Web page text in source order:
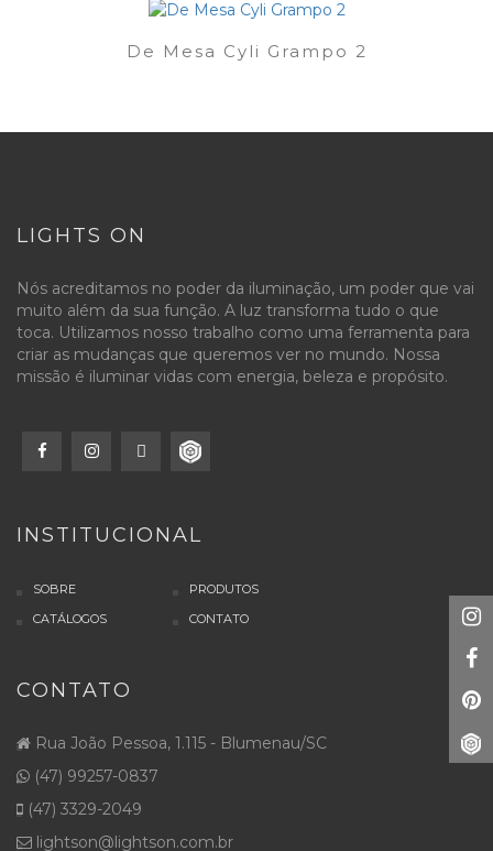
De Mesa Cyli Grampo 2
LIGHTS ON
Nós acreditamos no poder da iluminação, um poder que vai
muito além da sua função. A luz transforma tudo o que
toca. Utilizamos nosso trabalho como uma ferramenta para
criar as mudanças que queremos ver no mundo. Nossa
missão é iluminar vidas com energia, beleza e propósito.
INSTITUCIONAL
SOBRE
PRODUTOS
CATÁLOGOS
CONTATO
CONTATO
Rua João Pessoa, 1.115 - Blumenau/SC
(47) 99257-0837
(47) 3329-2049
lightson@lightson.com.br